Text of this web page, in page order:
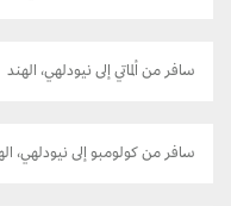
سافر من ألماتي إلى نيودلهي، الهند
سافر من كولومبو إلى نيودلهي، الهند